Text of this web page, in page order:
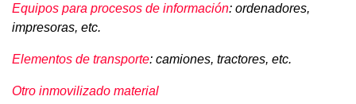
Equipos para procesos de información: ordenadores,
impresoras, etc.
Elementos de transporte: camiones, tractores, etc.
Otro inmovilizado material